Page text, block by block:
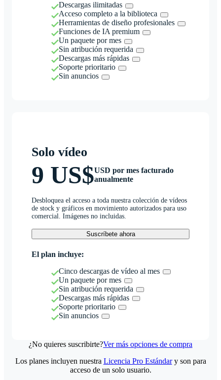
Descargas ilimitadas
Acceso completo a la biblioteca
Herramientas de diseño profesionales
Funciones de IA premium
Un paquete por mes
Sin atribución requerida
Descargas más rápidas
Soporte prioritario
Sin anuncios
Solo vídeo
9 US$USD por mes facturado
anualmente
Desbloquea el acceso a toda nuestra colección de vídeos
de stock y gráficos en movimiento autorizados para uso
comercial. Imágenes no incluidas.
Suscríbete ahora
El plan incluye:
Cinco descargas de vídeo al mes
Un paquete por mes
Sin atribución requerida
Descargas más rápidas
Soporte prioritario
Sin anuncios
¿No quieres suscribirte?Ver más opciones de compra
Los planes incluyen nuestra Licencia Pro Estándary son para
acceso de un solo usuario.